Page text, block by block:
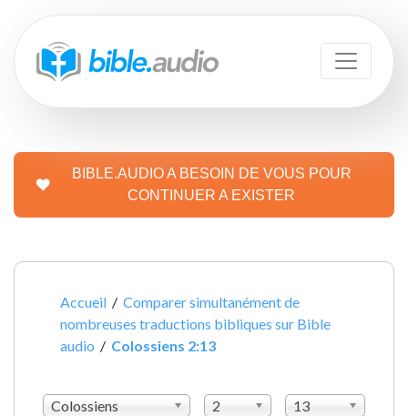
BIBLE.AUDIO A BESOIN DE VOUS POUR
CONTINUER A EXISTER
Accueil /Comparer simultanément de
nombreuses traductions bibliques sur Bible
audio / Colossiens 2:13
Colossiens 2 13